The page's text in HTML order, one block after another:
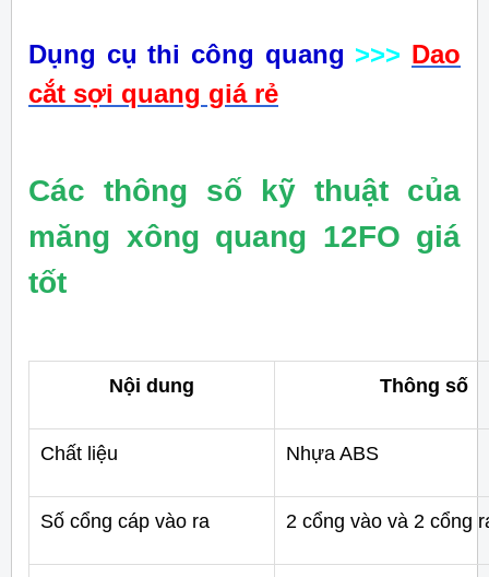
Dụng cụ thi công quang >>> Dao
cắt sợi quang giá rẻ
Các thông số kỹ thuật của
măng xông quang 12FO giá
tốt
Nội dung Thông số
Chất liệu Nhựa ABS
Số cổng cáp vào ra 2 cổng vào và 2 cổng